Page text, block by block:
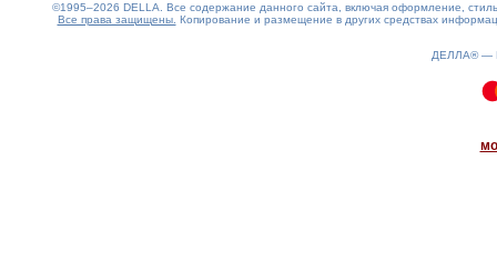
©1995–2026 DELLA. Все содержание данного сайта, включая оформление,
Все права защищены. Копирование и размещение в других средствах
ДЕЛЛА® —